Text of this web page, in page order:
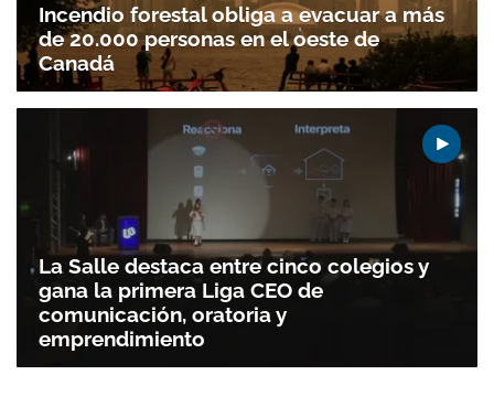
Incendio forestal obliga a evacuar a más
de 20.000 personas en el oeste de
Canadá
La Salle destaca entre cinco colegios y
gana la primera Liga CEO de
comunicación, oratoria y
emprendimiento